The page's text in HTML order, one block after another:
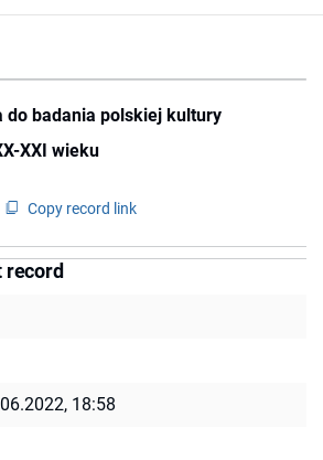
do badania polskiej kultury
XXI wieku
Copy record link
record
18:58